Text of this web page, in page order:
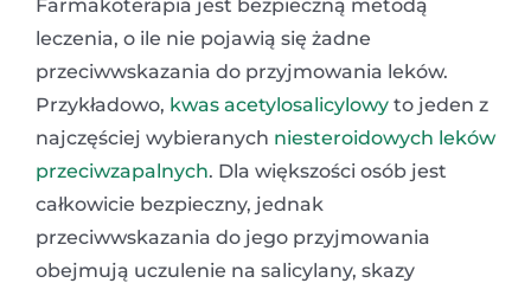
Farmakoterapia jest bezpieczną metodą
leczenia, o ile nie pojawią się żadne
przeciwwskazania do przyjmowania leków.
Przykładowo, kwas acetylosalicylowy to jeden z
najczęściej wybieranych niesteroidowych leków
przeciwzapalnych. Dla większości osób jest
całkowicie bezpieczny, jednak
przeciwwskazania do jego przyjmowania
obejmują uczulenie na salicylany, skazy